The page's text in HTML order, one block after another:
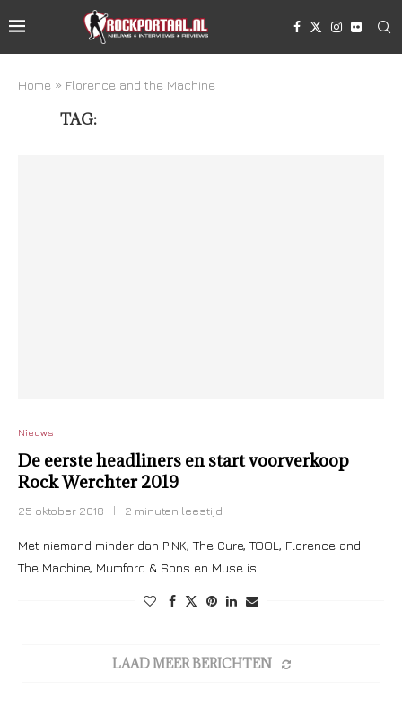
Home » Florence and the Machine
TAG:
Nieuws
De eerste headliners en start voorverkoop
Rock Werchter 2019
25 oktober 2018 2 minuten leestijd
Met niemand minder dan P!NK, The Cure, TOOL, Florence and
The Machine, Mumford & Sons en Muse is …
LAAD MEER BERICHTEN